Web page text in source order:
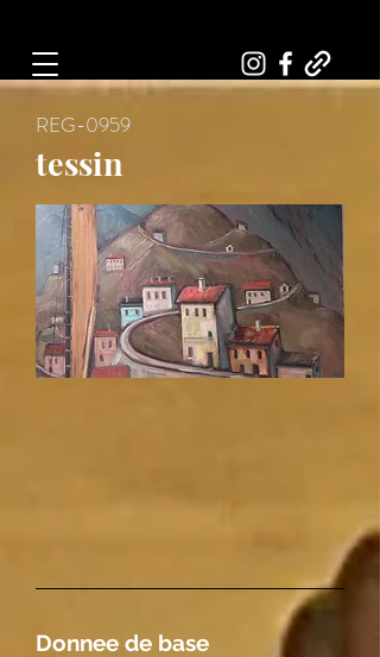
REG-0959
tessin
Donnee de base